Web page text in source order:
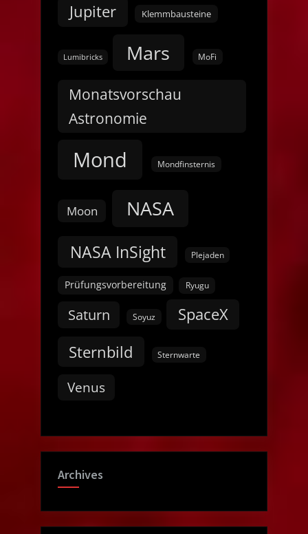
Jupiter Klemmbausteine
Lumibricks Mars MoFi
Monatsvorschau
Astronomie
Mond Mondfinsternis
Moon NASA
NASA InSight Plejaden
Prüfungsvorbereitung Ryugu
Saturn Soyuz
SpaceX
Sternbild
Sternwarte
Venus
Archives